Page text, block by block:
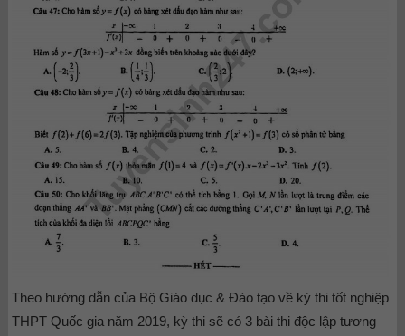
Theo hướng dẫn của Bộ Giáo dục & Đào tạo về kỳ thi tốt nghiệp
THPT Quốc gia năm 2019, kỳ thi sẽ có 3 bài thi độc lập tương